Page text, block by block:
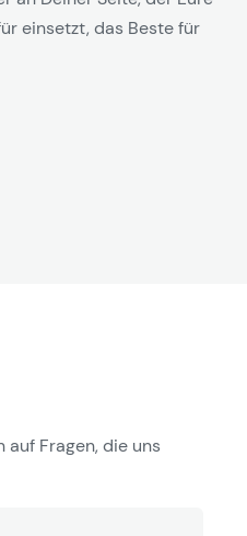
einsetzt, das Beste für
auf Fragen, die uns